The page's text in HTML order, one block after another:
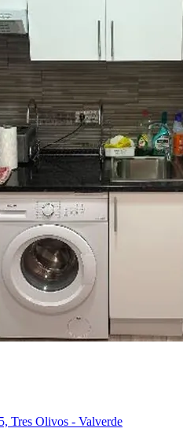
Tres Olivos - Valverde